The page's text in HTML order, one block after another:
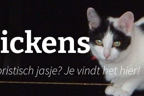
jasje? Je vindt het hier!